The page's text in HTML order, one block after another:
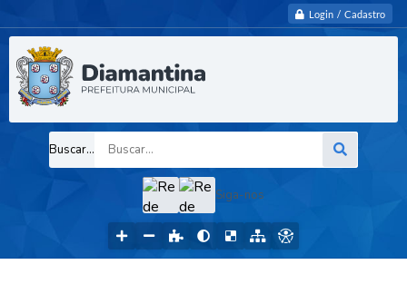
Login / Cadastro
Buscar...
Siga-nos